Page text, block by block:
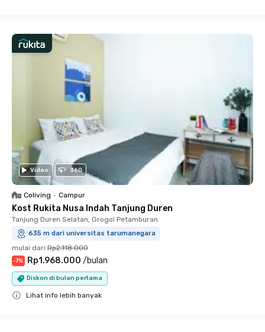
Video 360
Coliving • Campur
Kost Rukita Nusa Indah Tanjung Duren
Tanjung Duren Selatan, Grogol Petamburan
635 m dari universitas tarumanegara
mulai dari Rp2.118.000
-7% Rp1.968.000 /bulan
Diskon di bulan pertama
Lihat info lebih banyak